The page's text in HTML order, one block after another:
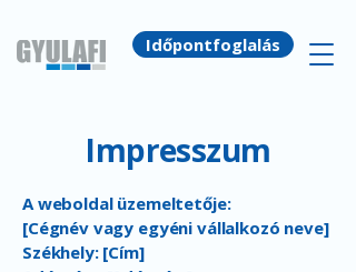
Időpontfoglalás
Impresszum
A weboldal üzemeltetője:
[Cégnév vagy egyéni vállalkozó neve]
Székhely: [Cím]